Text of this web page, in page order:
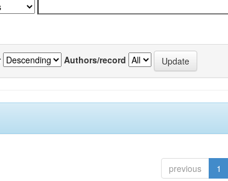
Authors/record
previous 1